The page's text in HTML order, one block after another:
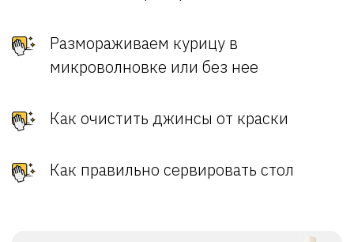
Размораживаем курицу в
микроволновке или без нее
Как очистить джинсы от краски
Как правильно сервировать стол